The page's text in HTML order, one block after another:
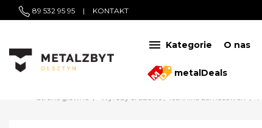
89 532 95 95 | KONTAKT
 Kategorie O nas
metalDeals